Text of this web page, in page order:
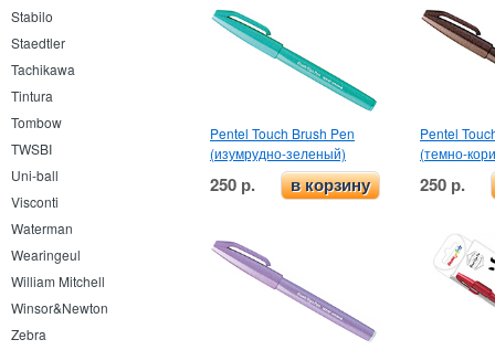
Stabilo
Staedtler
Tachikawa
Tintura
Tombow
TWSBI
Uni-ball
Visconti
Waterman
Wearingeul
William Mitchell
Winsor&Newton
Zebra
Pentel Touch Brush Pen
(изумрудно-зеленый)
250 р. в корзину
Pentel
(темно-
250 р.